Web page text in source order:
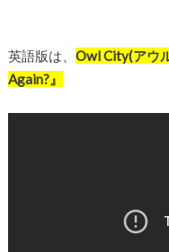
英語版は、 Owl City(アウ
Again?』